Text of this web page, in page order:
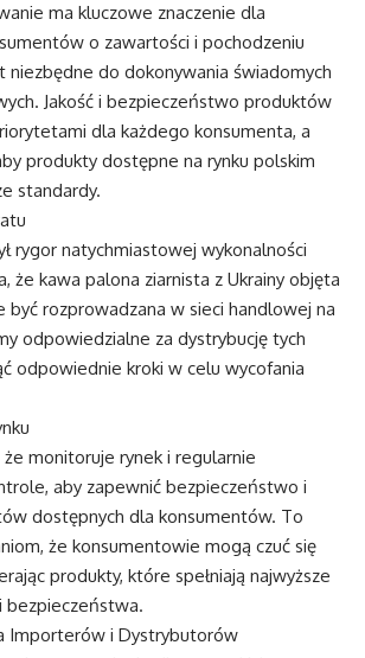
ma kluczowe znaczenie dla
o zawartości i pochodzeniu
niezbędne do dokonywania świadomych
Jakość i bezpieczeństwo produktów
dla każdego konsumenta, a
produkty dostępne na rynku polskim
standardy.
rygor natychmiastowej wykonalności
że kawa palona ziarnista z Ukrainy objęta
być rozprowadzana w sieci handlowej na
odpowiedzialne za dystrybucję tych
odpowiednie kroki w celu wycofania
że monitoruje rynek i regularnie
aby zapewnić bezpieczeństwo i
dostępnych dla konsumentów. To
że konsumentowie mogą czuć się
produkty, które spełniają najwyższe
bezpieczeństwa.
Importerów i Dystrybutorów